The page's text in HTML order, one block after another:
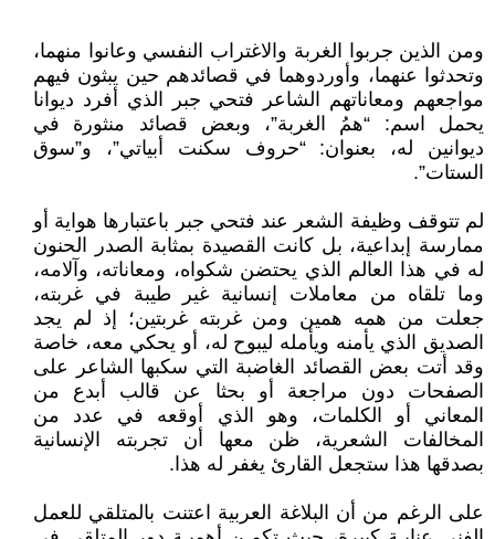
ومن الذين جربوا الغربة والاغتراب النفسي وعانوا منهما،
وتحدثوا عنهما، وأوردوهما في قصائدهم حين يبثون فيهم
مواجعهم ومعاناتهم الشاعر فتحي جبر الذي أفرد ديوانا
يحمل اسم: “همُ الغربة”، وبعض قصائد منثورة في
ديوانين له، بعنوان: “حروف سكنت أبياتي”، و”سوق
الستات”.
لم تتوقف وظيفة الشعر عند فتحي جبر باعتبارها هواية أو
ممارسة إبداعية، بل كانت القصيدة بمثابة الصدر الحنون
له في هذا العالم الذي يحتضن شكواه، ومعاناته، وآلامه،
وما تلقاه من معاملات إنسانية غير طيبة في غربته،
جعلت من همه همين ومن غربته غربتين؛ إذ لم يجد
الصديق الذي يأمنه ويأمله ليبوح له، أو يحكي معه، خاصة
وقد أتت بعض القصائد الغاضبة التي سكبها الشاعر على
الصفحات دون مراجعة أو بحثا عن قالب أبدع من
المعاني أو الكلمات، وهو الذي أوقعه في عدد من
المخالفات الشعرية، ظن معها أن تجربته الإنسانية
بصدقها هذا ستجعل القارئ يغفر له هذا.
على الرغم من أن البلاغة العربية اعتنت بالمتلقي للعمل